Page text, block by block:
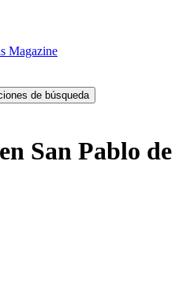
Magazine
de búsqueda
San Pablo de